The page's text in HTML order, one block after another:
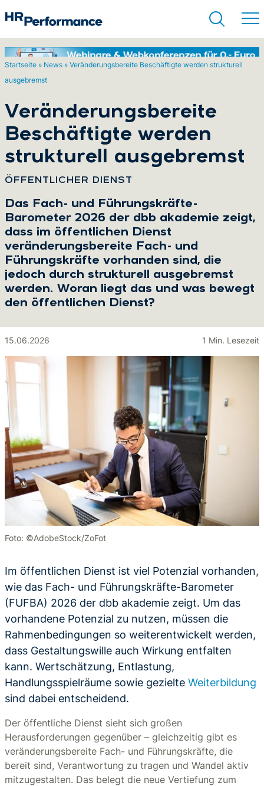
Startseite » News » Veränderungsbereite Beschäftigte werden strukturell
ausgebremst
Veränderungsbereite
Beschäftigte werden
strukturell ausgebremst
ÖFFENTLICHER DIENST
Das Fach- und Führungskräfte-
Barometer 2026 der dbb akademie zeigt,
dass im öffentlichen Dienst
veränderungsbereite Fach- und
Führungskräfte vorhanden sind, die
jedoch durch strukturell ausgebremst
werden. Woran liegt das und was bewegt
den öffentlichen Dienst?
15.06.2026 1 Min. Lesezeit
Foto: ©AdobeStock/ZoFot
Im öffentlichen Dienst ist viel Potenzial vorhanden,
wie das Fach- und Führungskräfte-Barometer
(FUFBA) 2026 der dbb akademie zeigt. Um das
vorhandene Potenzial zu nutzen, müssen die
Rahmenbedingungen so weiterentwickelt werden,
dass Gestaltungswille auch Wirkung entfalten
kann. Wertschätzung, Entlastung,
Handlungsspielräume sowie gezielte Weiterbildung
sind dabei entscheidend.
Der öffentliche Dienst sieht sich großen
Herausforderungen gegenüber – gleichzeitig gibt es
veränderungsbereite Fach- und Führungskräfte, die
bereit sind, Verantwortung zu tragen und Wandel aktiv
mitzugestalten. Das belegt die neue Vertiefung zum